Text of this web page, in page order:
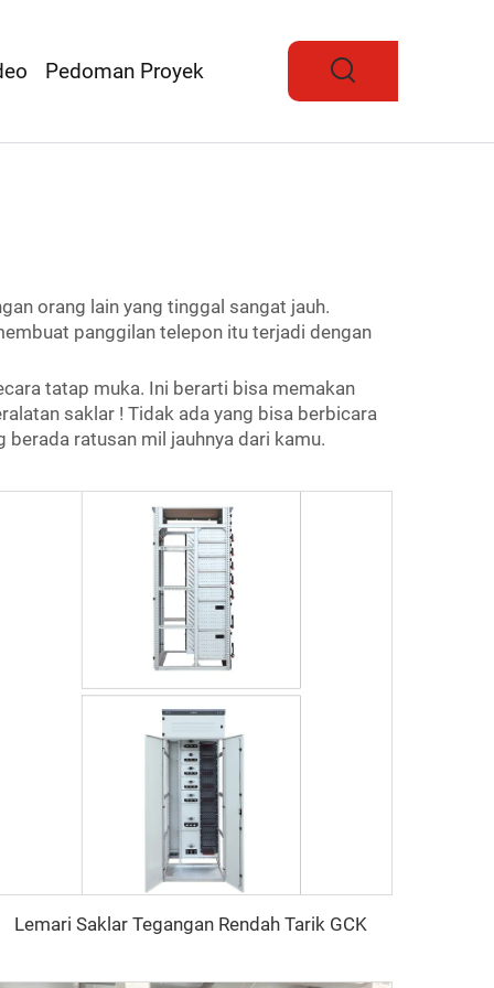
Pedoman Proyek
orang lain yang tinggal sangat jauh.
panggilan telepon itu terjadi dengan
tatap muka. Ini berarti bisa memakan
saklar ! Tidak ada yang bisa berbicara
ratusan mil jauhnya dari kamu.
Lemari Saklar Tegangan Rendah Tarik GCK